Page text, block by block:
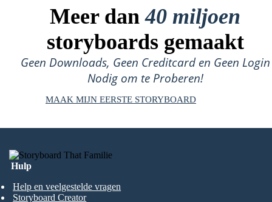
Meer dan40 miljoen
storyboards gemaakt
Geen Downloads, Geen Creditcard en Geen Login
Nodig om te Proberen!
MAAK MIJN EERSTE STORYBOARD
Hulp
Help en veelgestelde vragen
Storyboard Creator